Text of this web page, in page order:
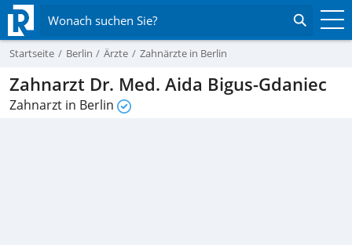
Wonach suchen Sie?
Startseite Berlin Ärzte Zahnärzte in Berlin
Zahnarzt Dr. Med. Aida Bigus-Gdaniec
Zahnarzt in Berlin